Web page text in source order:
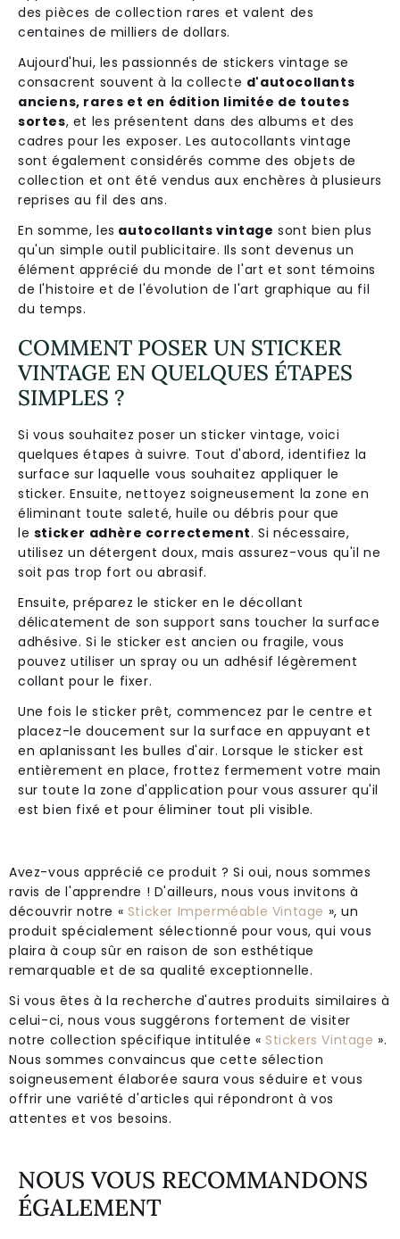
des pièces de collection rares et valent des
centaines de milliers de dollars.
Aujourd'hui, les passionnés de stickers vintage se
consacrent souvent à la collecte d'autocollants
anciens, rares et en édition limitée de toutes
sortes, et les présentent dans des albums et des
cadres pour les exposer. Les autocollants vintage
sont également considérés comme des objets de
collection et ont été vendus aux enchères à plusieurs
reprises au fil des ans.
En somme, les autocollants vintage sont bien plus
qu'un simple outil publicitaire. Ils sont devenus un
élément apprécié du monde de l'art et sont témoins
de l'histoire et de l'évolution de l'art graphique au fil
du temps.
COMMENT POSER UN STICKER
VINTAGE EN QUELQUES ÉTAPES
SIMPLES ?
Si vous souhaitez poser un sticker vintage, voici
quelques étapes à suivre. Tout d'abord, identifiez la
surface sur laquelle vous souhaitez appliquer le
sticker. Ensuite, nettoyez soigneusement la zone en
éliminant toute saleté, huile ou débris pour que
le sticker adhère correctement. Si nécessaire,
utilisez un détergent doux, mais assurez-vous qu'il ne
soit pas trop fort ou abrasif.
Ensuite, préparez le sticker en le décollant
délicatement de son support sans toucher la surface
adhésive. Si le sticker est ancien ou fragile, vous
pouvez utiliser un spray ou un adhésif légèrement
collant pour le fixer.
Une fois le sticker prêt, commencez par le centre et
placez-le doucement sur la surface en appuyant et
en aplanissant les bulles d'air. Lorsque le sticker est
entièrement en place, frottez fermement votre main
sur toute la zone d'application pour vous assurer qu'il
est bien fixé et pour éliminer tout pli visible.
Avez-vous apprécié ce produit ? Si oui, nous sommes
ravis de l'apprendre ! D'ailleurs, nous vous invitons à
découvrir notre « Sticker Imperméable Vintage », un
produit spécialement sélectionné pour vous, qui vous
plaira à coup sûr en raison de son esthétique
remarquable et de sa qualité exceptionnelle.
Si vous êtes à la recherche d'autres produits similaires à
celui-ci, nous vous suggérons fortement de visiter
notre collection spécifique intitulée « Stickers Vintage ».
Nous sommes convaincus que cette sélection
soigneusement élaborée saura vous séduire et vous
offrir une variété d'articles qui répondront à vos
attentes et vos besoins.
NOUS VOUS RECOMMANDONS
ÉGALEMENT